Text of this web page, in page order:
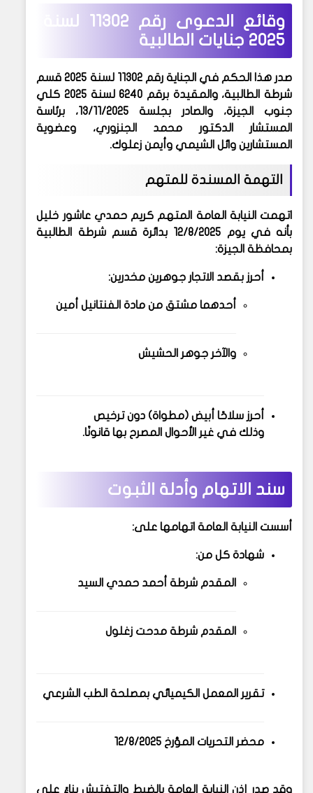
وقائع الدعوى رقم 11302 لسنة
2025 جنايات الطالبية
صدر هذا الحكم في
الجناية رقم 11302 لسنة 2025 قسم
شرطة الطالبية، والمقيدة برقم
6240 لسنة 2025 كلي
جنوب الجيزة، والصادر بجلسة 13/11/2025، برئاسة
المستشار الدكتور محمد الجنزوري، وعضوية
المستشارين وائل الشيمي و أيمن زعلوك.
التهمة المسندة للمتهم
اتهمت النيابة العامة المتهم كريم حمدي عاشور خليل
بأنه في يوم 12/8/2025 بدائرة قسم شرطة الطالبية
بمحافظة الجيزة:
أحرز بقصد الاتجار جوهرين مخدرين:
أحدهما مشتق من مادة الفنتانيل أمين
والآخر جوهر الحشيش
أحرز سلاحًا أبيض (مطواة) دون ترخيص
وذلك في غير الأحوال المصرح بها قانونًا.
سند الاتهام وأدلة الثبوت
أسست النيابة العامة اتهامها على:
شهادة كل من:
المقدم شرطة أحمد حمدي السيد
المقدم شرطة مدحت زغلول
تقرير المعمل الكيميائي بمصلحة الطب الشرعي
محضر التحريات المؤرخ 12/8/2025
وقد صدر إذن النيابة العامةبالضبط والتفتيش بناءً على